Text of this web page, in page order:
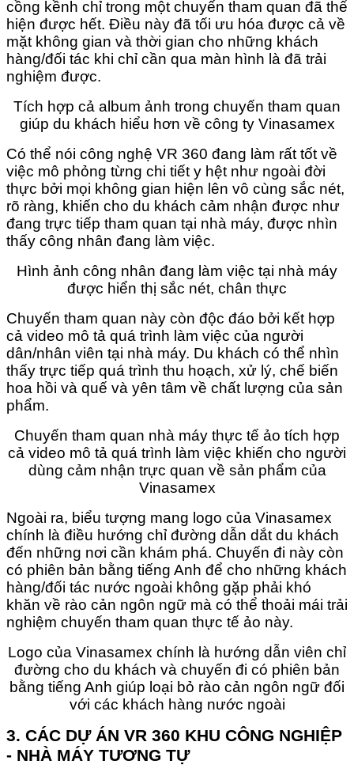
cồng kềnh chỉ trong một chuyến tham quan đã thể
hiện được hết. Điều này đã tối ưu hóa được cả về
mặt không gian và thời gian cho những khách
hàng/đối tác khi chỉ cần qua màn hình là đã trải
nghiệm được.
Tích hợp cả album ảnh trong chuyến tham quan
giúp du khách hiểu hơn về công ty Vinasamex
Có thể nói công nghệ VR 360 đang làm rất tốt về
việc mô phỏng từng chi tiết y hệt như ngoài đời
thực bởi mọi không gian hiện lên vô cùng sắc nét,
rõ ràng, khiến cho du khách cảm nhận được như
đang trực tiếp tham quan tại nhà máy, được nhìn
thấy công nhân đang làm việc.
Hình ảnh công nhân đang làm việc tại nhà máy
được hiển thị sắc nét, chân thực
Chuyến tham quan này còn độc đáo bởi kết hợp
cả video mô tả quá trình làm việc của người
dân/nhân viên tại nhà máy. Du khách có thể nhìn
thấy trực tiếp quá trình thu hoạch, xử lý, chế biến
hoa hồi và quế và yên tâm về chất lượng của sản
phẩm.
Chuyến tham quan nhà máy thực tế ảo tích hợp
cả video mô tả quá trình làm việc khiến cho người
dùng cảm nhận trực quan về sản phẩm của
Vinasamex
Ngoài ra, biểu tượng mang logo của Vinasamex
chính là điều hướng chỉ đường dẫn dắt du khách
đến những nơi cần khám phá. Chuyến đi này còn
có phiên bản bằng tiếng Anh để cho những khách
hàng/đối tác nước ngoài không gặp phải khó
khăn về rào cản ngôn ngữ mà có thể thoải mái trải
nghiệm chuyến tham quan thực tế ảo này.
Logo của Vinasamex chính là hướng dẫn viên chỉ
đường cho du khách và chuyến đi có phiên bản
bằng tiếng Anh giúp loại bỏ rào cản ngôn ngữ đối
với các khách hàng nước ngoài
3. CÁC DỰ ÁN VR 360 KHU CÔNG NGHIỆP
- NHÀ MÁY TƯƠNG TỰ